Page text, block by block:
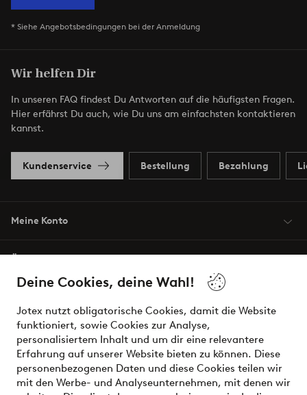
Deine Cookies, deine Wahl!
Jotex nutzt obligatorische Cookies, damit die Website
funktioniert, sowie Cookies zur Analyse,
personalisiertem Inhalt und um dir eine relevantere
Erfahrung auf unserer Website bieten zu können. Diese
personenbezogenen Daten und diese Cookies teilen wir
mit den Werbe- und Analyseunternehmen, mit denen wir
* Siehe Angebotsbedingungen bei der Anmeldung
Wir helfen Dir
In unseren FAQ findest Du Antworten auf die häufigsten Fragen.
Hier erfährst Du auch, wie Du uns am einfachsten kontaktieren
kannst.
Kundenservice Bestellung Bezahlung
Meine Konto
Bedingungen